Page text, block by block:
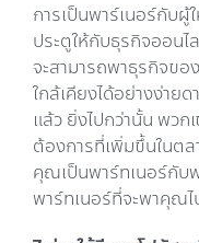
การเป็นพาร์เนอร์กับ
ประตูให้กับธุรกิจออน
จะสามารถพาธุรกิจข
ใกล้เคียงได้อย่างง่าย
แล้ว ยิ่งไปกว่านั้น พวก
ต้องการที่เพิ่มขึ้นในต
คุณเป็นพาร์ทเนอร์กับ
พาร์ทเนอร์ที่จะพาคุณไ